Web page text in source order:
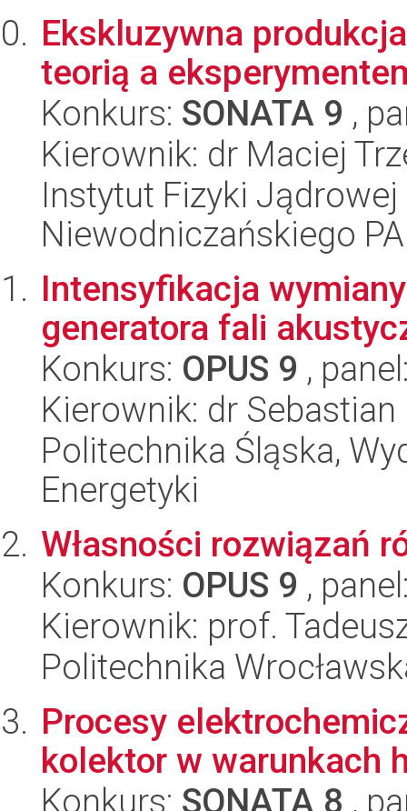
Ekskluzywna
teorią a
Konkurs: SONATA 9 ,
Kierownik: dr Maciej
Instytut Fizyki
Niewodniczańskiego
Intensyfikacja
generatora fali
Konkurs: OPUS 9 ,
Kierownik: dr Sebastian
Politechnika Śląska,
Energetyki
Własności rozwiązań
Konkurs: OPUS 9 ,
Kierownik: prof.
Politechnika
Procesy
kolektor w warunkach
Konkurs: SONATA 8 ,